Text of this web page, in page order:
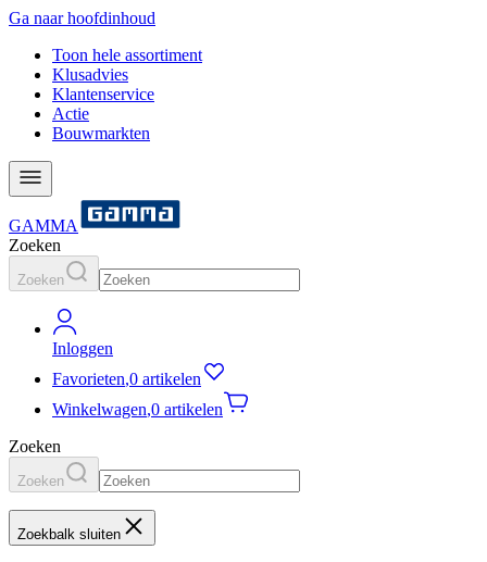
Ga naar hoofdinhoud
Toon hele assortiment
Klusadvies
Klantenservice
Actie
Bouwmarkten
GAMMA
Zoeken
Zoeken
Inloggen
Favorieten,0 artikelen
Winkelwagen,0 artikelen
Zoeken
Zoeken
Zoekbalk sluiten